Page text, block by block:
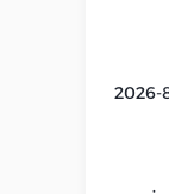
أسعار الذهب اليوم | الأربعاء 5-8-2026